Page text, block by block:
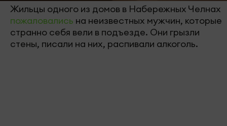
Жильцы одного из домов в Набережных Челнах
пожаловались на неизвестных мужчин, которые
странно себя вели в подъезде. Они грызли
стены, писали на них, распивали алкоголь.